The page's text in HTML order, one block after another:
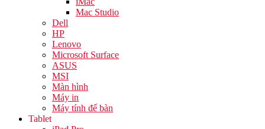
Mac Studio
Dell
HP
Lenovo
Microsoft Surface
ASUS
MSI
Màn hình
Máy in
Máy tính để bàn
Tablet